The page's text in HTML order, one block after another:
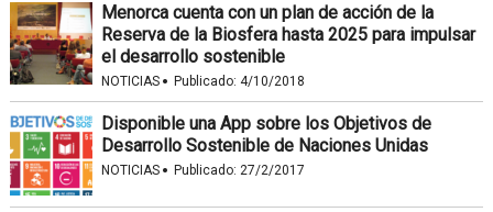
Menorca cuenta con un plan de acción de la
Reserva de la Biosfera hasta 2025 para impulsar
el desarrollo sostenible
NOTICIAS · Publicado: 4/10/2018
Disponible una App sobre los Objetivos de
Desarrollo Sostenible de Naciones Unidas
NOTICIAS · Publicado: 27/2/2017